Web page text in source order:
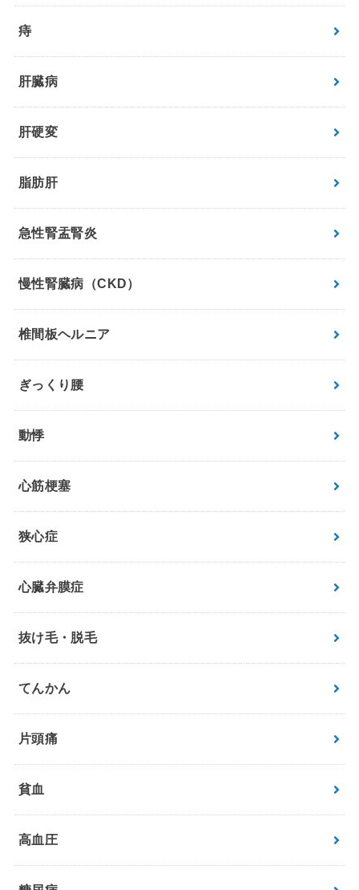
痔
肝臓病
肝硬変
脂肪肝
急性腎盂腎炎
慢性腎臓病（CKD）
椎間板ヘルニア
ぎっくり腰
動悸
心筋梗塞
狭心症
心臓弁膜症
抜け毛・脱毛
てんかん
片頭痛
貧血
高血圧